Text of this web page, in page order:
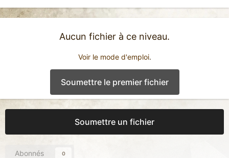
Aucun fichier à ce niveau.
Voir le mode d'emploi.
Soumettre le premier fichier
Soumettre un fichier
Abonnés 0